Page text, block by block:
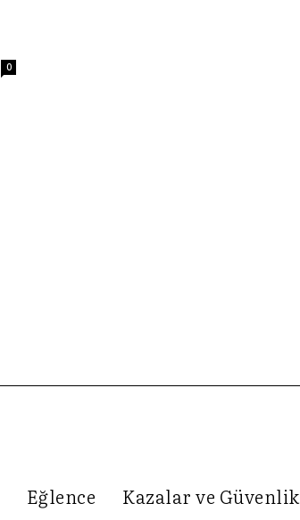
0
Eğlence
Kazalar ve Güvenlik